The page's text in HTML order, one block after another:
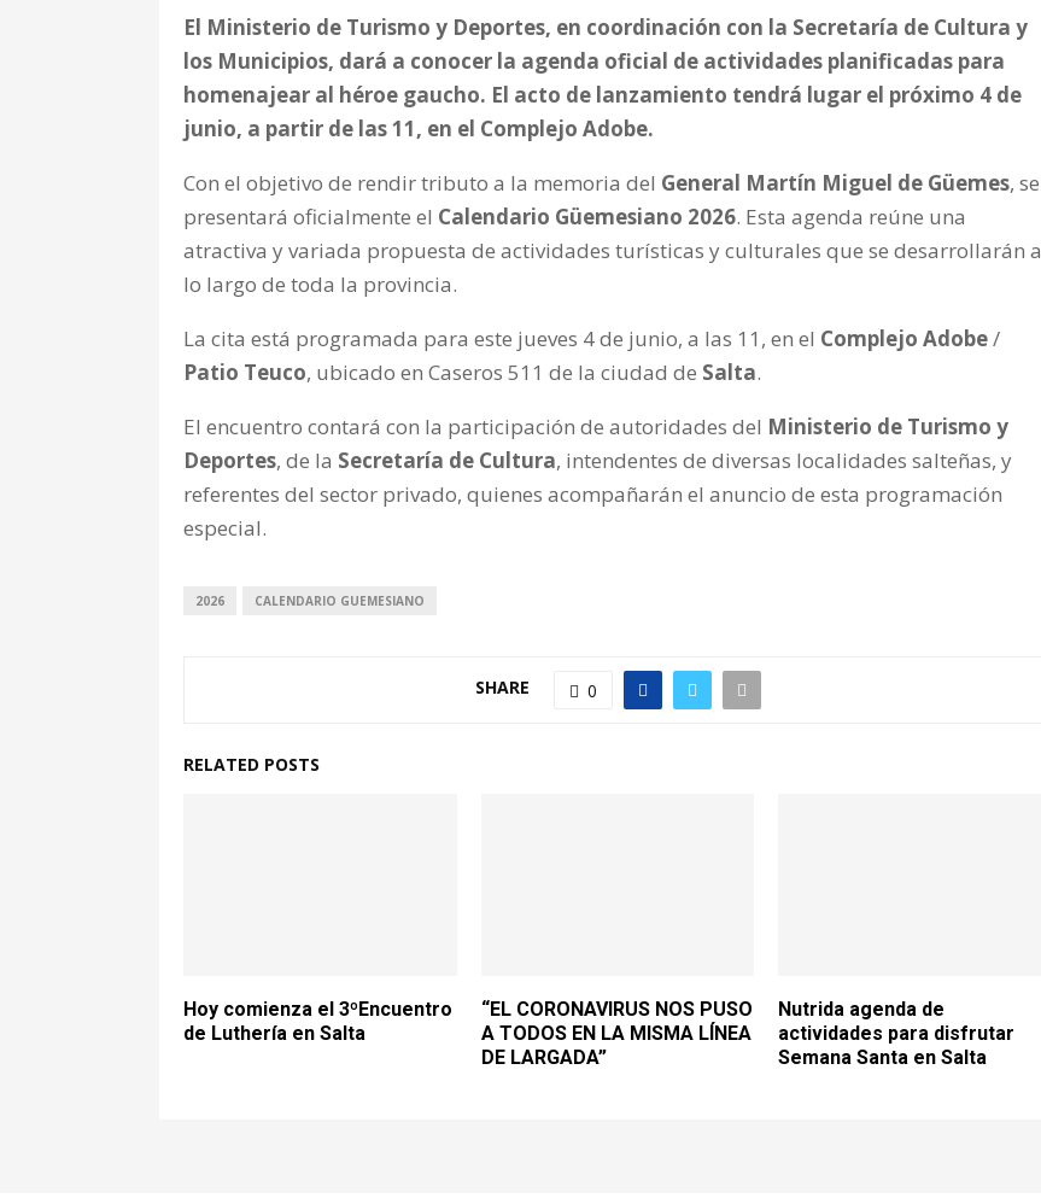
El Ministerio de Turismo y Deportes, en coordinación con la Secretaría de Cultura y
los Municipios, dará a conocer la agenda oficial de actividades planificadas para
homenajear al héroe gaucho. El acto de lanzamiento tendrá lugar el próximo 4 de
junio, a partir de las 11, en el Complejo Adobe.
Con el objetivo de rendir tributo a la memoria del General Martín Miguel de Güemes, se
presentará oficialmente el Calendario Güemesiano 2026. Esta agenda reúne una
atractiva y variada propuesta de actividades turísticas y culturales que se desarrollarán a
lo largo de toda la provincia.
La cita está programada para este jueves 4 de junio, a las 11, en el Complejo Adobe/
Patio Teuco, ubicado en Caseros 511 de la ciudad de Salta.
El encuentro contará con la participación de autoridades del Ministerio de Turismo y
Deportes, de la Secretaría de Cultura, intendentes de diversas localidades salteñas, y
referentes del sector privado, quienes acompañarán el anuncio de esta programación
especial.
2026 CALENDARIO GUEMESIANO
SHARE 0
RELATED POSTS
Hoy comienza el 3ºEncuentro
de Luthería en Salta
“EL CORONAVIRUS NOS PUSO
A TODOS EN LA MISMA LÍNEA
DE LARGADA”
Nutrida agenda de
actividades para disfrutar
Semana Santa en Salta